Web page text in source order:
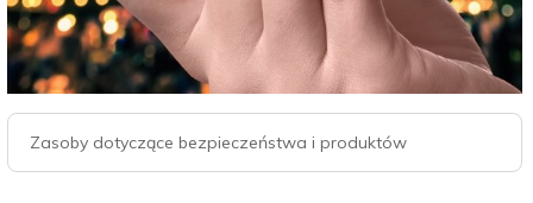
Zasoby dotyczące bezpieczeństwa i produktów